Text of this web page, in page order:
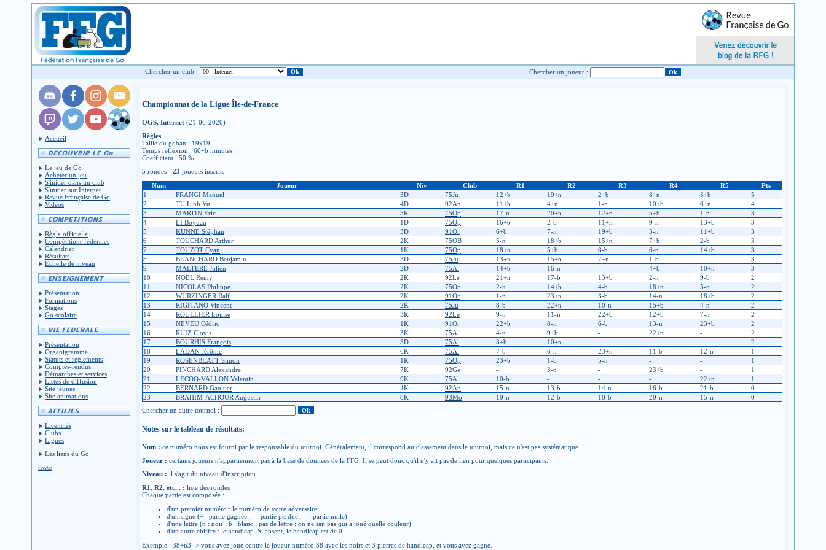
Chercher un club : Chercher un joueur :
Accueil
Le jeu de Go
Acheter un jeu
S'initier dans un club
S'initier sur Internet
Revue Française de Go
Vidéos
Règle officielle
Compétitions fédérales
Calendrier
Résultats
Échelle de niveau
Présentation
Formations
Stages
Go scolaire
Présentation
Organigramme
Statuts et réglements
Comptes-rendus
Démarches et services
Listes de diffusion
Site jeunes
Site animations
Licenciés
Clubs
Ligues
Les liens du Go
Crédits
Championnat de la Ligue Île-de-France
OGS, Internet (21-06-2020)
Règles
Taille du goban : 19x19
Temps réflexion : 60+b minutes
Coefficient : 50 %
5 rondes - 23 joueurs inscrits
Num
Joueur Niv Club R1 R2 R3 R4 R5
Pts
1
FRANGI Manuel 3D 75Ju 12+b 19+n 2+b 8+n 3+b
5
2
TU Linh Vu 4D 92An 11+b 4+n 1-n 10+b 6+n
4
3
MARTIN Eric 3K 75Op 17-n 20+b 12+n 5+b 1-n
3
4
LI Boyuan 1D 75Op 16+b 2-b 11+n 9-n 13+b
3
5
KUNNE Stéphan 3D 91Or 6+b 7-n 19+b 3-n 11+b
3
6
TOUCHARD Arthur 2K 75OB 5-n 18+b 15+n 7+b 2-b
3
7
TOUZOT Cyan 1K 75Op 18+n 5+b 8-b 6-n 14+b
3
8
BLANCHARD Benjamin 3D 75Ju 13+n 15+b 7+n 1-b -
3
9
MALTERE Julien 2D 75Al 14+b 16-n - 4+b 10+n
3
10
NOEL Remy 2K 92Le 21+n 17-b 13+b 2-n 9-b
2
11
NICOLAS Philippe 2K 75Op 2-n 14+b 4-b 18+n 5-n
2
12
WURZINGER Ralf 2K 91Or 1-n 23+n 3-b 14-n 18+b
2
13
RIGITANO Vincent 2K 75Ju 8-b 22+n 10-n 15+b 4-n
2
14
ROULLIER Louise 3K 92Le 9-n 11-n 22+b 12+b 7-n
2
15
NEVEU Cédric 1K 91Or 22+b 8-n 6-b 13-n 23+b
2
16
RUIZ Clovis 3K 75Al 4-n 9+b - 22+n -
2
17
BOURHIS François 3D 75Al 3+b 10+n - - -
2
18
LADAN Jérôme 6K 75Al 7-b 6-n 23+n 11-b 12-n
1
19
ROSENBLATT Simon 1K 75Op 23+b 1-b 5-n - -
1
20
PINCHARD Alexandre 7K 92Ge - 3-n - 23+b -
1
21
LECOQ-VALLON Valentin 9K 75Al 10-b - - - 22+n
1
22
BERNARD Gaultier 4K 92An 15-n 13-b 14-n 16-b 21-b
0
23
BRAHIM-ACHOUR Augustin 8K 93Mo 19-n 12-b 18-b 20-n 15-n
0
Chercher un autre tournoi :
Notes sur le tableau de résultats:
Num : ce numéro nous est fourni par le responsable du tournoi. Généralement, il correspond au classement dans le tournoi, mais ce n'est pas systématique.
Joueur : certains joueurs n'appartiennent pas à la base de données de la FFG. Il se peut donc qu'il n'y ait pas de lien pour quelques participants.
Niveau : il s'agit du niveau d'inscription.
R1, R2, etc... : liste des rondes
Chaque partie est composée :
d'un premier numéro : le numéro de votre adversaire
d'un signe (+ : partie gagnée ; - : partie perdue ; = : partie nulle)
d'une lettre (n : noir ; b : blanc ; pas de lettre : on ne sait pas qui a joué quelle couleur)
d'un autre chiffre : le handicap. Si absent, le handicap est de 0
Exemple : 38+n3 -> vous avez joué contre le joueur numéro 38 avec les noirs et 3 pierres de handicap, et vous avez gagné.